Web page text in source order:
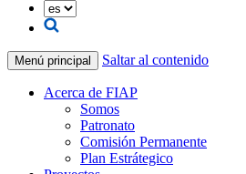
Menú principal Saltar al contenido
Acerca de FIAP
Somos
Patronato
Comisión Permanente
Plan Estrátegico